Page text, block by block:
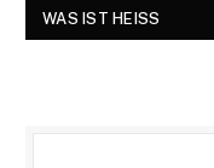
WAS IST HEISS